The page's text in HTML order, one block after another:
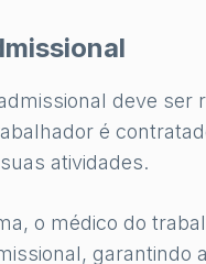
deve ser
é
atividades.
o médico do
garantindo